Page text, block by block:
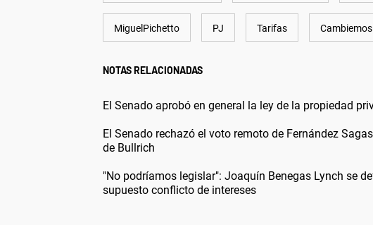
MiguelPichetto PJ Tarifas Cambiemos
NOTAS RELACIONADAS
El Senado aprobó en general la ley de la propiedad
El Senado rechazó el voto remoto de Fernández
de Bullrich
"No podríamos legislar": Joaquín Benegas Lynch se
supuesto conflicto de intereses